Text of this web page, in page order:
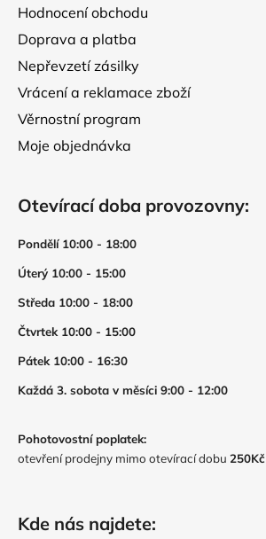
Hodnocení obchodu
Doprava a platba
Nepřevzetí zásilky
Vrácení a reklamace zboží
Věrnostní program
Moje objednávka
Otevírací doba provozovny:
Pondělí 10:00 - 18:00
Úterý 10:00 - 15:00
Středa 10:00 - 18:00
Čtvrtek 10:00 - 15:00
Pátek 10:00 - 16:30
Každá 3. sobota v měsíci 9:00 - 12:00
Pohotovostní poplatek:
otevření prodejny mimo otevírací dobu 250Kč
Kde nás najdete: